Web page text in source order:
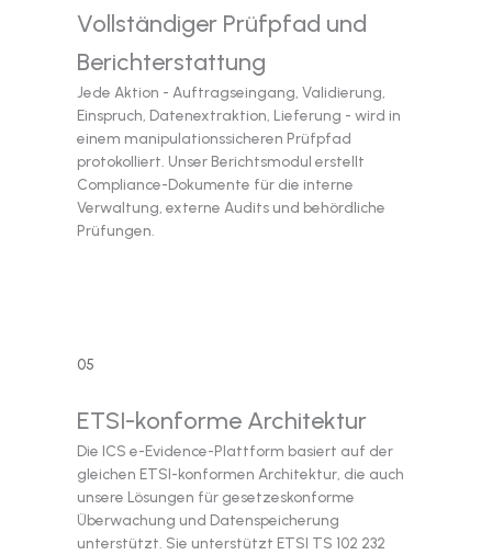
Vollständiger Prüfpfad und
Berichterstattung
Jede Aktion - Auftragseingang, Validierung,
Einspruch, Datenextraktion, Lieferung - wird in
einem manipulationssicheren Prüfpfad
protokolliert. Unser Berichtsmodul erstellt
Compliance-Dokumente für die interne
Verwaltung, externe Audits und behördliche
Prüfungen.
05
ETSI-konforme Architektur
Die ICS e-Evidence-Plattform basiert auf der
gleichen ETSI-konformen Architektur, die auch
unsere Lösungen für gesetzeskonforme
Überwachung und Datenspeicherung
unterstützt. Sie unterstützt ETSI TS 102 232